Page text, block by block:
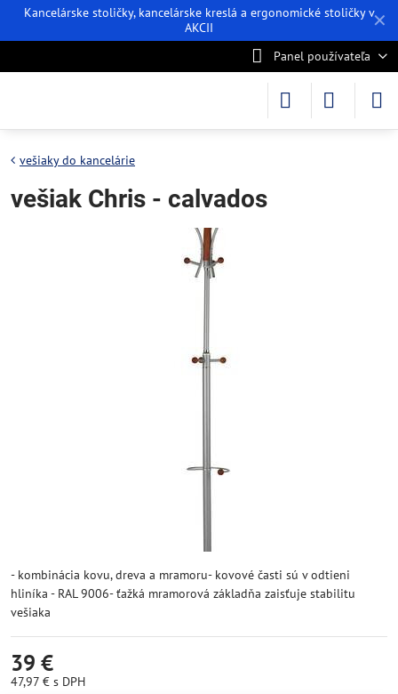
✕
Kancelárske stoličky, kancelárske kreslá a ergonomické stoličky v
AKCII
Panel používateľa
vešiaky do kancelárie
vešiak Chris - calvados
- kombinácia kovu, dreva a mramoru- kovové časti sú v odtieni
hliníka - RAL 9006- ťažká mramorová základňa zaisťuje stabilitu
vešiaka
39 €
47,97 € s DPH